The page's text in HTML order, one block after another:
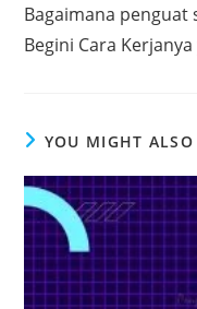
articles
Bagaimana penguat
Begini Cara
YOU MIGHT ALSO